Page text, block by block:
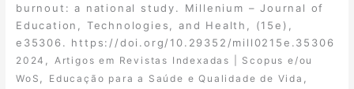
burnout: a national study. Millenium – Journal of
Education, Technologies, and Health, (15e),
e35306. https://doi.org/10.29352/mill0215e.35306
2024
Artigos em Revistas Indexadas | Scopus e/ou
WoS
Educação para a Saúde e Qualidade de Vida